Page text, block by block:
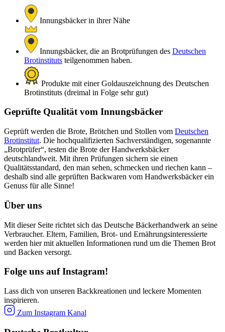
Innungsbäcker in ihrer Nähe
Innungsbäcker, die an Brotprüfungen des Deutschen
Brotinstituts teilgenommen haben.
Produkte mit einer Goldauszeichnung des Deutschen
Brotinstituts (dreimal in Folge sehr gut)
Geprüfte Qualität vom Innungsbäcker
Geprüft werden die Brote, Brötchen und Stollen vom Deutschen
Brotinstitut. Die hochqualifizierten Sachverständigen, sogenannte
„Brotprüfer“, testen die Brote der Handwerksbäcker
deutschlandweit. Mit ihren Prüfungen sichern sie einen
Qualitätsstandard, den man sehen, schmecken und riechen kann –
deshalb sind alle geprüften Backwaren vom Handwerksbäcker ein
Genuss für alle Sinne!
Über uns
Mit dieser Seite richtet sich das Deutsche Bäckerhandwerk an seine
Verbraucher. Eltern, Familien, Brot- und Ernährungsinteressierte
werden hier mit aktuellen Informationen rund um die Themen Brot
und Backen versorgt.
Folge uns auf Instagram!
Lass dich von unseren Backkreationen und leckere Momenten
inspirieren.
Zum Instagram Kanal